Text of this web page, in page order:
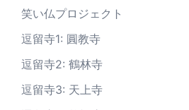
笑い仏プロジェクト
逗留寺1: 圓教寺
逗留寺2: 鶴林寺
逗留寺3: 天上寺